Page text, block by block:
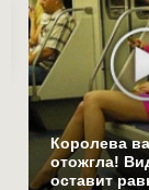
Королева
отожгла!
оставит